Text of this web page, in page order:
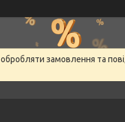
замовлення та